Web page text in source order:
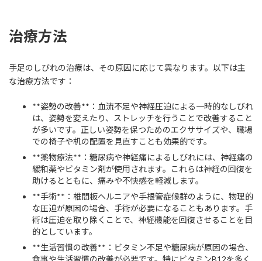
治療方法
手足のしびれの治療は、その原因に応じて異なります。以下は主
な治療方法です：
**姿勢の改善**：血流不足や神経圧迫による一時的なしびれ
は、姿勢を変えたり、ストレッチを行うことで改善すること
が多いです。正しい姿勢を保つためのエクササイズや、職場
での椅子や机の配置を見直すことも効果的です。
**薬物療法**：糖尿病や神経痛によるしびれには、神経痛の
緩和薬やビタミン剤が使用されます。これらは神経の回復を
助けるとともに、痛みや不快感を軽減します。
**手術**：椎間板ヘルニアや手根管症候群のように、物理的
な圧迫が原因の場合、手術が必要になることもあります。手
術は圧迫を取り除くことで、神経機能を回復させることを目
的としています。
**生活習慣の改善**：ビタミン不足や糖尿病が原因の場合、
食事や生活習慣の改善が必要です。特にビタミンB12を多く